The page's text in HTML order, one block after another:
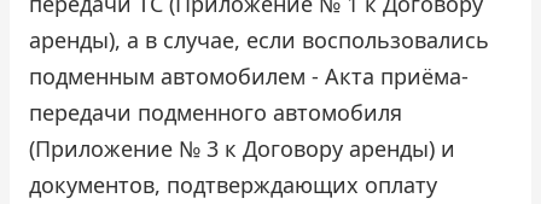
аренды), а в случае, если воспользовались
подменным автомобилем - Акта приёма-
передачи подменного автомобиля
(Приложение № 3 к Договору аренды) и
документов, подтверждающих оплату